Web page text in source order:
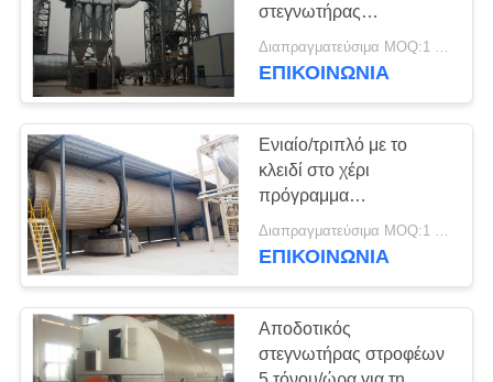
στεγνωτήρας
περιστροφικών
τυμπάνων περασμάτων
ΕΠΙΚΟΙΝΩΝΊΑ
Ενιαίο/τριπλό με το
κλειδί στο χέρι
πρόγραμμα
στεγνωτήρων
περιστροφικών
Διαπραγματεύσιμα MOQ:1 ομάδα
ΕΠΙΚΟΙΝΩΝΊΑ
Αποδοτικός
στεγνωτήρας στροφέων